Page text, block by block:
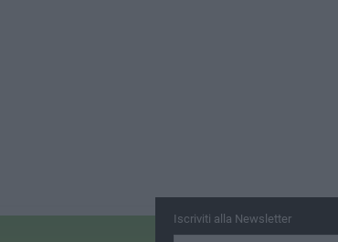
Iscriviti alla Newsletter